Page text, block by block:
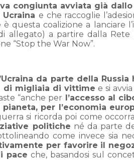
congiunta avviata già
Ucrainae che raccoglie
questa coalizione a lanciare
allegato) a partire dalla Rete
“Stop the War Now”.
da parte della
di migliaia di vittime e si
“anche per l’accesso al
per l’economia
si ricorda poi come occorra
politiche né da parte
come invece sia
per favorire il
pace che, basandosi sul